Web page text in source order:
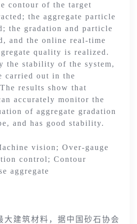
contour of the target
the aggregate particle
the gradation and particle
and the online real-time
quality is realized.
the stability of the system,
carried out in the
results show that
accurately monitor the
of aggregate gradation
and has good stability.
vision; Over-gauge
control; Contour
aggregate
大建筑材料，据中国砂石协会